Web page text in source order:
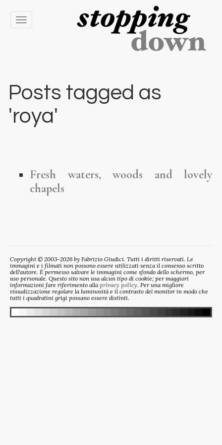
Toggle
navigation
Posts tagged as
'roya'
Fresh waters, woods and lovely
chapels
Copyright © 2003-2026 by Fabrizio Giudici. Tutti i diritti riservati. Le
immagini e i filmati non possono essere utilizzati senza il consenso scritto
dell'autore. È permesso salvare le immagini come sfondo dello schermo, per
uso personale. Questo sito non usa alcun tipo di cookie; per maggiori
informazioni fare riferimento allaprivacy policy. Per una migliore
visualizzazione regolare la luminosità e il contrasto del monitor in modo che
tutti i quadratini grigi possano essere distinti.